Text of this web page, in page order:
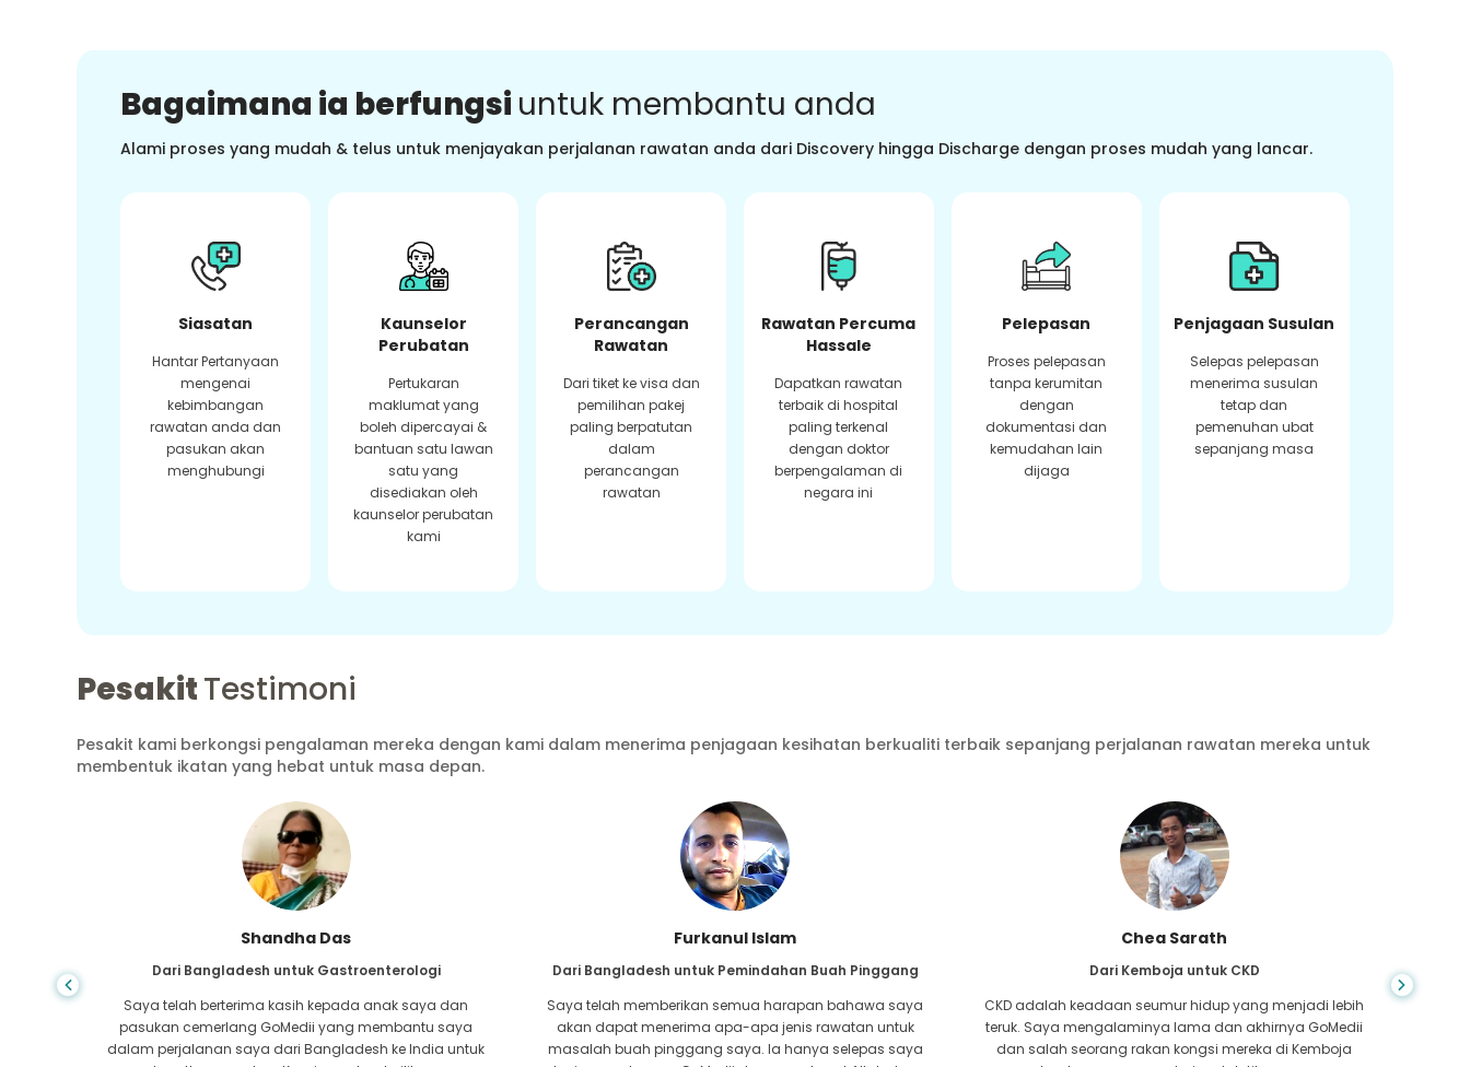
Bagaimana ia berfungsi untuk membantu anda
Alami proses yang mudah & telus untuk menjayakan perjalanan rawatan anda dari Discovery hingga Discharge dengan proses mudah yang lancar.
Siasatan
Hantar Pertanyaan
mengenai
kebimbangan
rawatan anda dan
pasukan akan
menghubungi
Kaunselor
Perubatan
Pertukaran
maklumat yang
boleh dipercayai &
bantuan satu lawan
satu yang
disediakan oleh
kaunselor perubatan
kami
Perancangan
Rawatan
Dari tiket ke visa dan
pemilihan pakej
paling berpatutan
dalam
perancangan
rawatan
Rawatan Percuma
Hassale
Dapatkan rawatan
terbaik di hospital
paling terkenal
dengan doktor
berpengalaman di
negara ini
Pelepasan
Proses pelepasan
tanpa kerumitan
dengan
dokumentasi dan
kemudahan lain
dijaga
Penjagaan Susulan
Selepas pelepasan
menerima susulan
tetap dan
pemenuhan ubat
sepanjang masa
PesakitTestimoni
Pesakit kami berkongsi pengalaman mereka dengan kami dalam menerima penjagaan kesihatan berkualiti terbaik sepanjang perjalanan rawatan mereka untuk
membentuk ikatan yang hebat untuk masa depan.
Shandha Das
Dari Bangladesh untuk Gastroenterologi
Saya telah berterima kasih kepada anak saya dan
pasukan cemerlang GoMedii yang membantu saya
dalam perjalanan saya dari Bangladesh ke India untuk
Furkanul Islam
Dari Bangladesh untuk Pemindahan Buah Pinggang
Saya telah memberikan semua harapan bahawa saya
akan dapat menerima apa-apa jenis rawatan untuk
masalah buah pinggang saya. Ia hanya selepas saya
Chea Sarath
Dari Kemboja untuk CKD
CKD adalah keadaan seumur hidup yang menjadi lebih
teruk. Saya mengalaminya lama dan akhirnya GoMedii
dan salah seorang rakan kongsi mereka di Kemboja